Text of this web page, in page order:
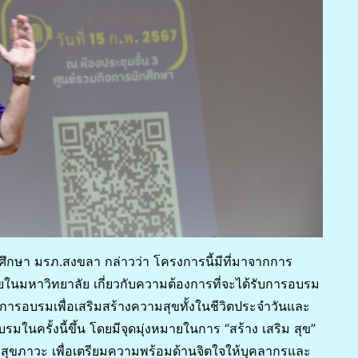
ษา มรภ.สงขลา กล่าวว่า โครงการนี้มีที่มาจากการ
มหาวิทยาลัย เกี่ยวกับความต้องการที่จะได้รับการอบรม
รอบรมเพื่อเสริมสร้างความสุขทั้งในชีวิตประจำวันและ
ในครั้งนี้ขึ้น โดยมีจุดมุ่งหมายในการ “สร้าง เสริม สุข”
ภาวะ เพื่อเตรียมความพร้อมด้านจิตใจให้บุคลากรและ